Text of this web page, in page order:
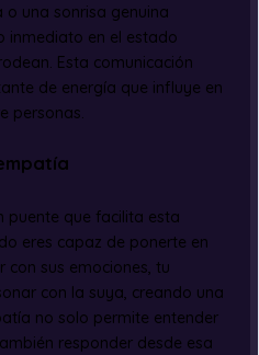
una sonrisa genuina
inmediato en el estado
Esta comunicación
de energía que influye en
personas.
puente que facilita esta
eres capaz de ponerte en
con sus emociones, tu
con la suya, creando una
no solo permite entender
responder desde esa